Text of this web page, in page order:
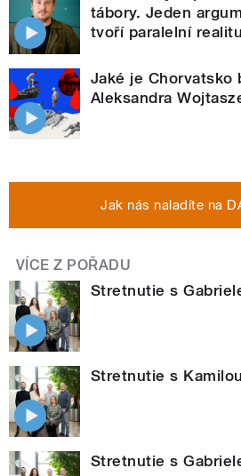
tábory. Jeden
tvoří paralelní realitu
Jaké je Chorvatsko
Aleksandra
Jak nás naladíte na
VÍCE Z POŘADU
Stretnutie s
Stretnutie s
Stretnutie s